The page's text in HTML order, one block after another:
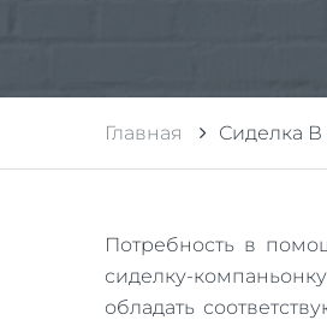
Главная Сиделка
Потребность в
сиделку-
обладать